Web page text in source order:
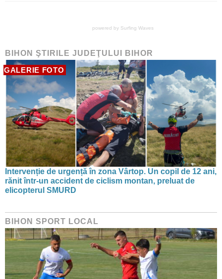
powered by Surfing Waves
BIHON ŞTIRILE JUDEŢULUI BIHOR
GALERIE FOTO
Intervenție de urgență în zona Vârtop. Un copil de 12 ani,
rănit într-un accident de ciclism montan, preluat de
elicopterul SMURD
BIHON SPORT LOCAL